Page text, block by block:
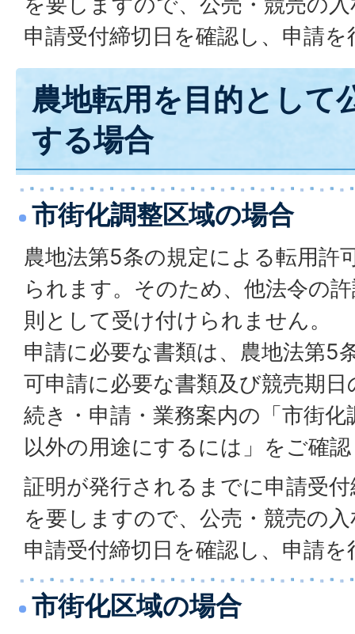
申請受付締切日を確認し、申請
農地転用を目的として
する場合
市街化調整区域の場合
農地法第5条の規定による転用許
られます。そのため、他法令の
則として受け付けられません。
申請に必要な書類は、農地法第5
可申請に必要な書類及び競売期
続き・申請・業務案内の「市街
以外の用途にするには」をご確
証明が発行されるまでに申請受
を要しますので、公売・競売の
申請受付締切日を確認し、申請
市街化区域の場合